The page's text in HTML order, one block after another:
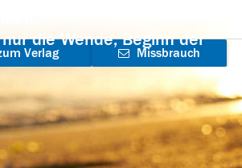
die Wende, Beginn der
Verlag
Missbrauch